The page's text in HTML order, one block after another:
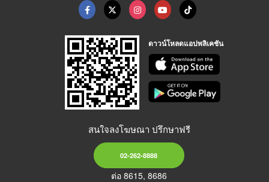
ดาวน์โหลดแอปพลิเคชัน
สนใจลงโฆษณา ปรึกษาฟรี
02-262-8888
ต่อ 8615, 8686